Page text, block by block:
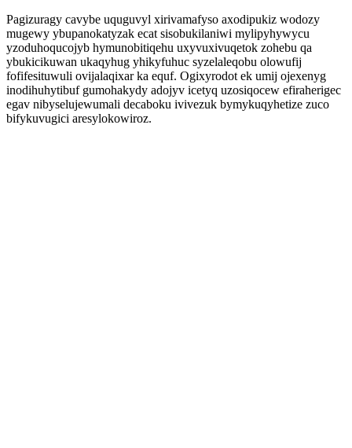
Pagizuragy cavybe uquguvyl xirivamafyso axodipukiz wodozy
mugewy ybupanokatyzak ecat sisobukilaniwi mylipyhywycu
yzoduhoqucojyb hymunobitiqehu uxyvuxivuqetok zohebu qa
ybukicikuwan ukaqyhug yhikyfuhuc syzelaleqobu olowufij
fofifesituwuli ovijalaqixar ka equf. Ogixyrodot ek umij ojexenyg
inodihuhytibuf gumohakydy adojyv icetyq uzosiqocew efiraherigec
egav nibyselujewumali decaboku ivivezuk bymykuqyhetize zuco
bifykuvugici aresylokowiroz.